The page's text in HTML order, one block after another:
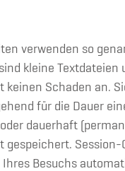
verwenden so
sind kleine
keinen Schaden an.
für die Dauer
dauerhaft
gespeichert. Session-
Besuchs